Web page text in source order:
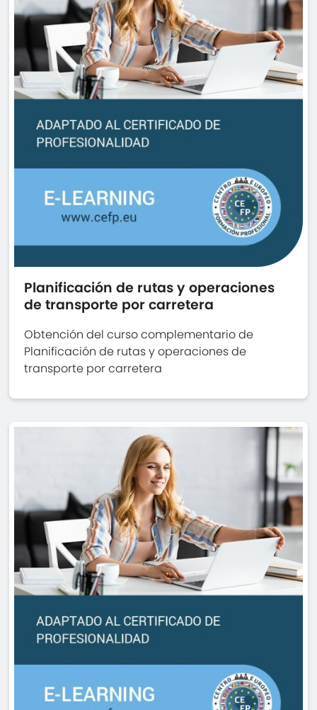
Planificación de rutas y operaciones
de transporte por carretera
Obtención del curso complementario de
Planificación de rutas y operaciones de
transporte por carretera